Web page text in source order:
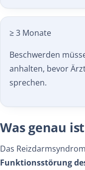
≥ 3 Monate
Beschwerden
anhalten, bevor
sprechen.
Was genau
Das
Funktionsstörung